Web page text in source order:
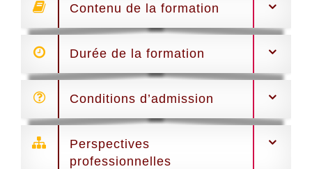
Contenu de la formation
Durée de la formation
Conditions d’admission
Perspectives
professionnelles